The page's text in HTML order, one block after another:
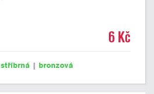
6 Kč
stříbrná | bronzová